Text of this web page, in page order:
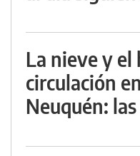
La nieve y el
circulación
Neuquén: